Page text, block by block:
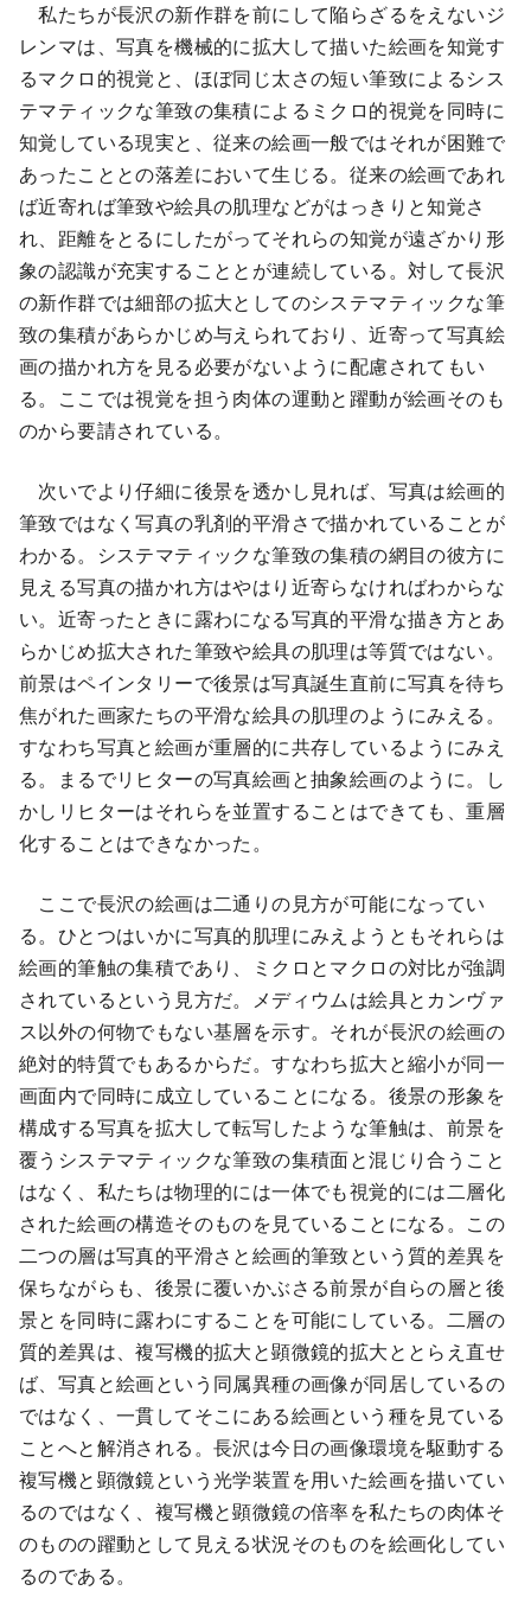
私たちが長沢の新作群を前にして陥らざるをえないジ
レンマは、写真を機械的に拡大して描いた絵画を知覚す
るマクロ的視覚と、ほぼ同じ太さの短い筆致によるシス
テマティックな筆致の集積によるミクロ的視覚を同時に
知覚している現実と、従来の絵画一般ではそれが困難で
あったこととの落差において生じる。従来の絵画であれ
ば近寄れば筆致や絵具の肌理などがはっきりと知覚さ
れ、距離をとるにしたがってそれらの知覚が遠ざかり形
象の認識が充実することとが連続している。対して長沢
の新作群では細部の拡大としてのシステマティックな筆
致の集積があらかじめ与えられており、近寄って写真絵
画の描かれ方を見る必要がないように配慮されてもい
る。ここでは視覚を担う肉体の運動と躍動が絵画そのも
のから要請されている。
次いでより仔細に後景を透かし見れば、写真は絵画的
筆致ではなく写真の乳剤的平滑さで描かれていることが
わかる。システマティックな筆致の集積の網目の彼方に
見える写真の描かれ方はやはり近寄らなければわからな
い。近寄ったときに露わになる写真的平滑な描き方とあ
らかじめ拡大された筆致や絵具の肌理は等質ではない。
前景はペインタリーで後景は写真誕生直前に写真を待ち
焦がれた画家たちの平滑な絵具の肌理のようにみえる。
すなわち写真と絵画が重層的に共存しているようにみえ
る。まるでリヒターの写真絵画と抽象絵画のように。し
かしリヒターはそれらを並置することはできても、重層
化することはできなかった。
ここで長沢の絵画は二通りの見方が可能になってい
る。ひとつはいかに写真的肌理にみえようともそれらは
絵画的筆触の集積であり、ミクロとマクロの対比が強調
されているという見方だ。メディウムは絵具とカンヴァ
ス以外の何物でもない基層を示す。それが長沢の絵画の
絶対的特質でもあるからだ。すなわち拡大と縮小が同一
画面内で同時に成立していることになる。後景の形象を
構成する写真を拡大して転写したような筆触は、前景を
覆うシステマティックな筆致の集積面と混じり合うこと
はなく、私たちは物理的には一体でも視覚的には二層化
された絵画の構造そのものを見ていることになる。この
二つの層は写真的平滑さと絵画的筆致という質的差異を
保ちながらも、後景に覆いかぶさる前景が自らの層と後
景とを同時に露わにすることを可能にしている。二層の
質的差異は、複写機的拡大と顕微鏡的拡大ととらえ直せ
ば、写真と絵画という同属異種の画像が同居しているの
ではなく、一貫してそこにある絵画という種を見ている
ことへと解消される。長沢は今日の画像環境を駆動する
複写機と顕微鏡という光学装置を用いた絵画を描いてい
るのではなく、複写機と顕微鏡の倍率を私たちの肉体そ
のものの躍動として見える状況そのものを絵画化してい
るのである。